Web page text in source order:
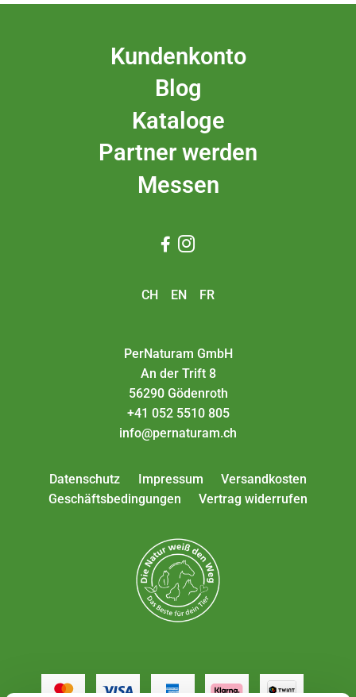
Kundenkonto
Blog
Kataloge
Partner werden
Messen
 
CH EN FR
PerNaturam GmbH
An der Trift 8
56290 Gödenroth
+41 052 5510 805
info@pernaturam.ch
Datenschutz Impressum
Versandkosten
Geschäftsbedingungen
Vertrag widerrufen